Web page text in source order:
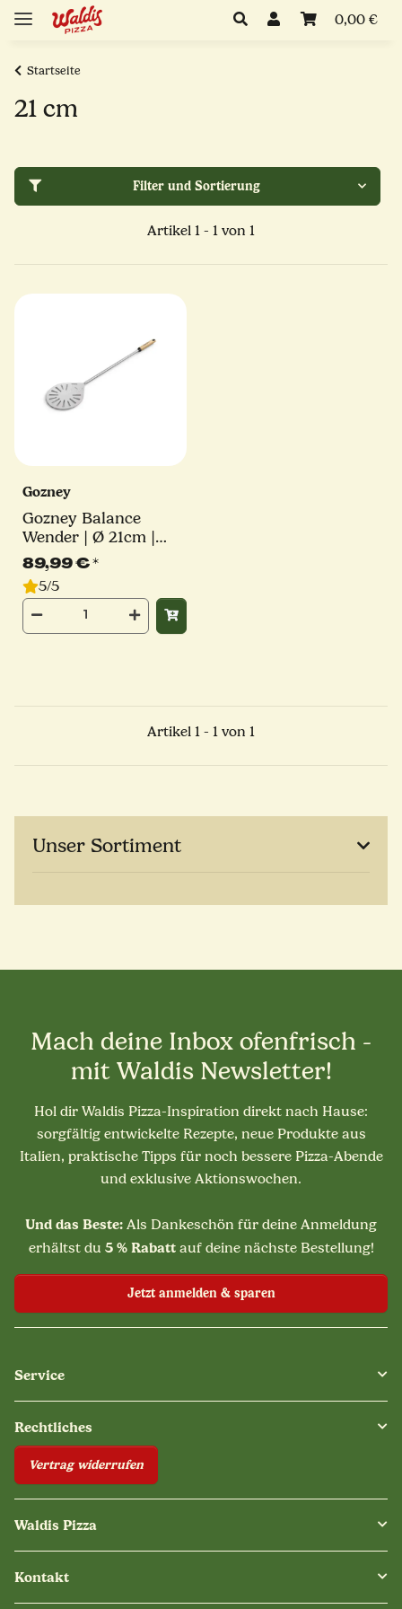
0,00 €
Startseite
21 cm
Filter und Sortierung
Artikel 1 - 1 von 1
Gozney
Gozney Balance
Wender | Ø 21cm |
Stiel 74cm
89,99 €*
5/5
Artikel 1 - 1 von 1
Unser Sortiment
Mach deine Inbox ofenfrisch -
mit Waldis Newsletter!
Hol dir Waldis Pizza-Inspiration direkt nach Hause:
sorgfältig entwickelte Rezepte, neue Produkte aus
Italien, praktische Tipps für noch bessere Pizza-Abende
und exklusive Aktionswochen.
Und das Beste: Als Dankeschön für deine Anmeldung
erhältst du 5 % Rabattauf deine nächste Bestellung!
Jetzt anmelden & sparen
Service
Rechtliches
Vertrag widerrufen
Waldis Pizza
Kontakt